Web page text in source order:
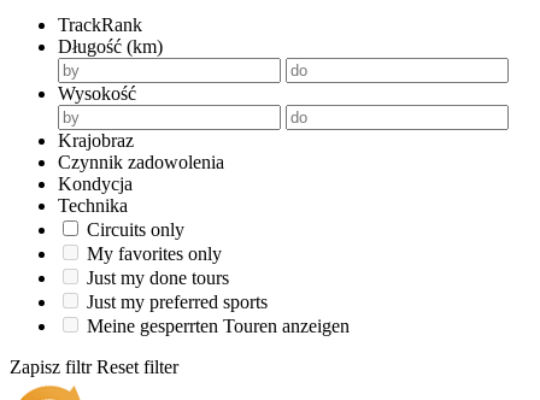
TrackRank
Długość (km)
Wysokość
Krajobraz
Czynnik zadowolenia
Kondycja
Technika
Circuits only
My favorites only
Just my done tours
Just my preferred sports
Meine gesperrten Touren anzeigen
Zapisz filtr Reset filter